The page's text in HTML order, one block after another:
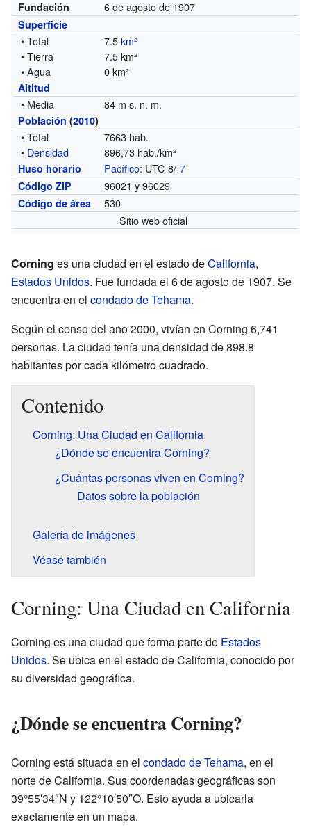
Fundación 6 de agosto de 1907
Superficie
• Total 7.5km²
• Tierra
7.5 km²
• Agua
0 km²
Altitud
• Media 84 m s. n. m.
Población (2010)
• Total
7663 hab.
• Densidad 896,73 hab./km²
Huso horario Pacífico: UTC-8/-7
Código ZIP 96021 y 96029
Código de área
530
Sitio web oficial
Corning es una ciudad en el estado deCalifornia,
Estados Unidos. Fue fundada el 6 de agosto de 1907. Se
encuentra en el condado de Tehama.
Según el censo del año 2000, vivían en Corning 6,741
personas. La ciudad tenía una densidad de 898.8
habitantes por cada kilómetro cuadrado.
Contenido
Corning: Una Ciudad en California
¿Dónde se encuentra Corning?
¿Cuántas personas viven en Corning?
Datos sobre la población
Galería de imágenes
Véase también
Corning: Una Ciudad en California
Corning es una ciudad que forma parte de Estados
Unidos. Se ubica en el estado de California, conocido por
su diversidad geográfica.
¿Dónde se encuentra Corning?
Corning está situada en el condado de Tehama, en el
norte de California. Sus coordenadas geográficas son
39°55′34″N y 122°10′50″O. Esto ayuda a ubicarla
exactamente en un mapa.